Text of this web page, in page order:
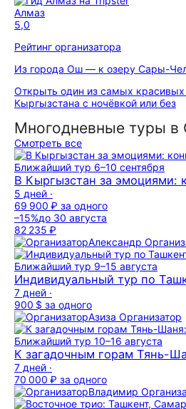
Алмаз
5,0
Рейтинг организатора
Из города Ош — к озеру Сары-
Открыть один из самых красивых
Кыргызстана с ночёвкой или без
Многодневные туры
Смотреть все
Ближайший тур 6–10 сентября
В Кыргызстан за эмоциями:
5 дней ·
69 900 ₽ за одного
–15%до 30 августа
82 235 ₽
Александр
Ближайший тур 9–15 августа
Индивидуальный тур по
7 дней ·
900 $ за одного
Азиза Организатор
Ближайший тур 10–16 августа
К загадочным горам Тянь-
7 дней ·
70 000 ₽ за одного
Владимир